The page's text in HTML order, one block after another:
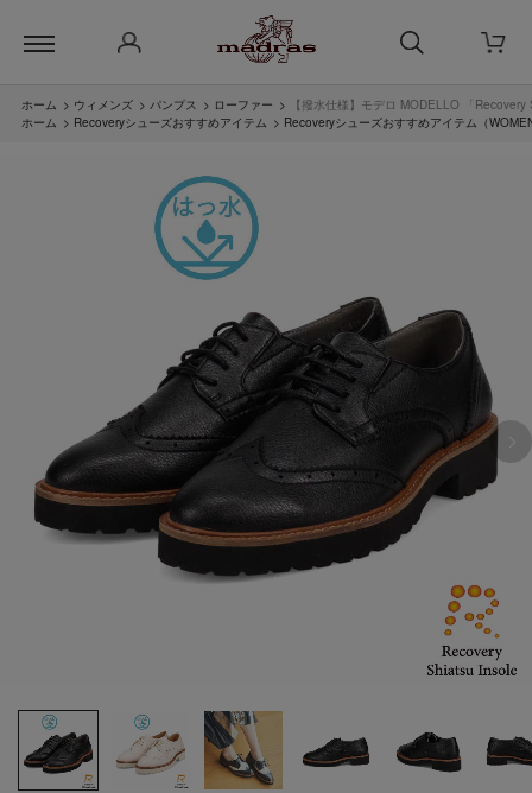
ホーム > ウィメンズ > パンプス > ローファー >
【撥水仕様】モデロ MODELLO 「
ホーム > Recoveryシューズおすすめアイテム > Recoveryシューズおすすめアイテム（